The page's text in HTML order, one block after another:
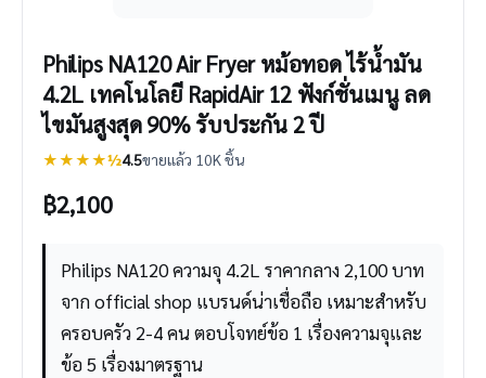
Philips NA120 Air Fryer หม้อทอด ไร้น้ำมัน
4.2L เทคโนโลยี RapidAir 12 ฟังก์ชั่นเมนู ลด
ไขมันสูงสุด 90% รับประกัน 2 ปี
★★★★½4.5ขายแล้ว 10K ชิ้น
฿2,100
Philips NA120 ความจุ 4.2L ราคากลาง 2,100 บาท
จาก official shop แบรนด์น่าเชื่อถือ เหมาะสำหรับ
ครอบครัว 2-4 คน ตอบโจทย์ข้อ 1 เรื่องความจุและ
ข้อ 5 เรื่องมาตรฐาน